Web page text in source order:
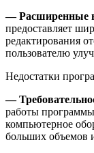
— Расширенные
предоставляет
редактирования
пользователю
Недостатки
—
работы
компьютерное
больших объемов